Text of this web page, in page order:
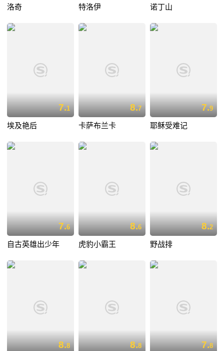
洛奇 特洛伊 诺丁山
7.1
埃及艳后
8.7
卡萨布兰卡
7.9
耶稣受难记
7.6
自古英雄出少年
8.6
虎豹小霸王
8.2
野战排
8.8 8.8 7.8